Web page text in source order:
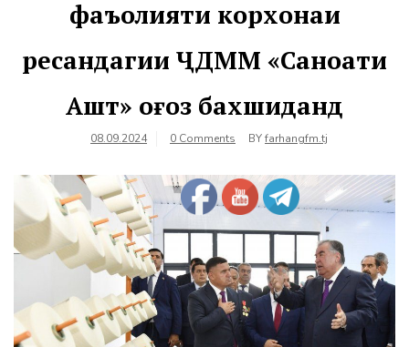
фаъолияти корхонаи
ресандагии ҶДММ «Саноати
Ашт» оғоз бахшиданд
08.09.2024 0 Comments BYfarhangfm.tj